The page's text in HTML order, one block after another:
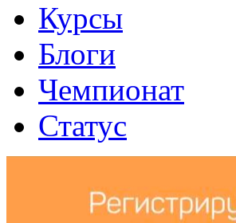
Курсы
Блоги
Чемпионат
Статус